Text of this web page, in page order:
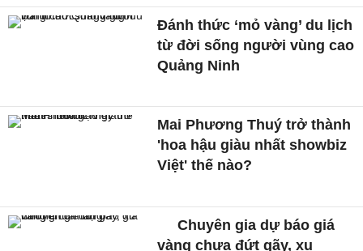
Đánh thức ‘mỏ vàng’ du lịch
từ đời sống người vùng cao
Quảng Ninh
Mai Phương Thuý trở thành
'hoa hậu giàu nhất showbiz
Việt' thế nào?
Chuyên gia dự báo giá
vàng chưa đứt gãy, xu